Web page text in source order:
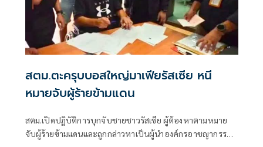
สตม.ตะครุบบอสใหญ่มาเฟียรัสเซีย หนี
หมายจับผู้ร้ายข้ามแดน
สตม.เปิดปฏิบัติการบุกจับชายชาวรัสเซีย ผู้ต้องหาตามหมาย
จับผู้ร้ายข้ามแดนและถูกกล่าวหาเป็นผู้นำองค์กรอาชญากรรม